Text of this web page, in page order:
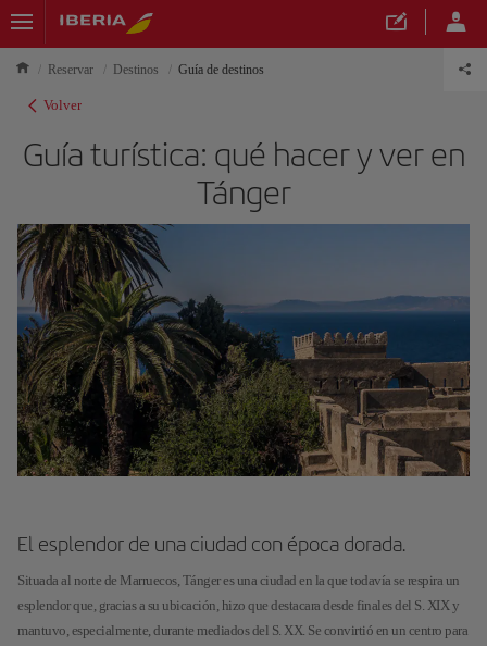
Reservar Destinos Guía de destinos
Volver
Guía turística: qué hacer y ver en
Tánger
El esplendor de una ciudad con época dorada.
Situada al norte de Marruecos, Tánger es una ciudad en la que todavía se respira un
esplendor que, gracias a su ubicación, hizo que destacara desde finales del S. XIX y
mantuvo, especialmente, durante mediados del S. XX. Se convirtió en un centro para